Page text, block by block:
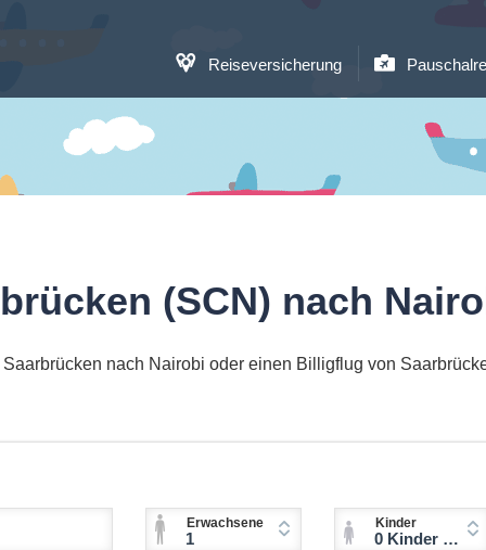
Reiseversicherung
(SCN) nach
nach Nairobi oder einen Billigflug von
Erwachsene
1
Kinder
0 Kinder (2-11 Jahre)